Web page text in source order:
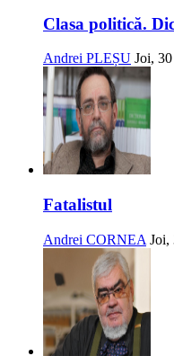
Clasa politică.
Andrei PLEȘU Joi,
Fatalistul
Andrei CORNEA Joi,